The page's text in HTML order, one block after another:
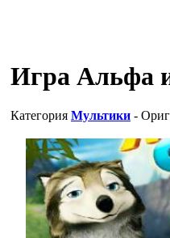
Игра Альфа
Категория Мультики -